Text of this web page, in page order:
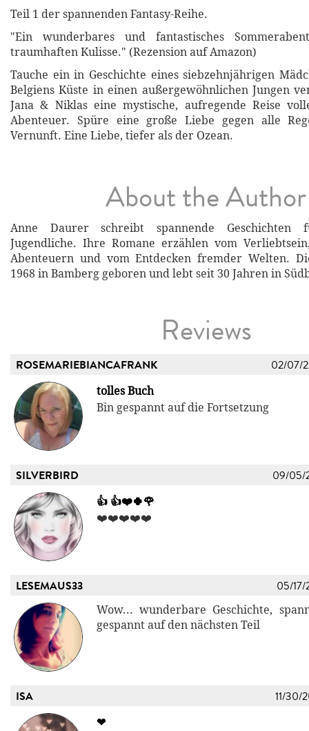
Teil 1 der spannenden Fantasy-Reihe.
"Ein wunderbares und fantastisches
traumhaften Kulisse." (Rezension auf Amazon)
Tauche ein in Geschichte eines siebzehnjährigen
Belgiens Küste in einen außergewöhnlichen Jungen
Jana & Niklas eine mystische, aufregende Reise
Abenteuer. Spüre eine große Liebe gegen alle
Vernunft. Eine Liebe, tiefer als der Ozean.
About the Author
Anne Daurer schreibt spannende
Jugendliche. Ihre Romane erzählen vom
Abenteuern und vom Entdecken fremder Welten.
1968 in Bamberg geboren und lebt seit 30 Jahren in
Reviews
ROSEMARIEBIANCAFRANK 02/07/
tolles Buch
Bin gespannt auf die Fortsetzung
SILVERBIRD 09/05/
👍 👍❤️🍀🌹
❤️❤️❤️❤️❤️
LESEMAUS33 05/17/
Wow... wunderbare Geschichte,
gespannt auf den nächsten Teil
ISA 11/30/
❤